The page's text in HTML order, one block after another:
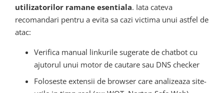
utilizatorilor ramane esentiala. Iata cateva
recomandari pentru a evita sa cazi victima unui astfel de
atac:
Verifica manual linkurile sugerate de chatbot cu
ajutorul unui motor de cautare sau DNS checker
Foloseste extensii de browser care analizeaza site-